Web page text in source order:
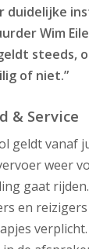
duidelijke
Wim
steeds,
of niet.”
& Service
geldt vanaf
weer
gaat
en